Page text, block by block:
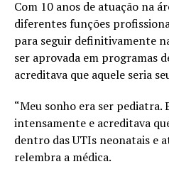
Com 10 anos de atuação na
diferentes funções
para seguir definitivamente
ser aprovada em programas
acreditava que aquele seria
“Meu sonho era ser pediatra.
intensamente e acreditava
dentro das UTIs neonatais e
relembra a médica.